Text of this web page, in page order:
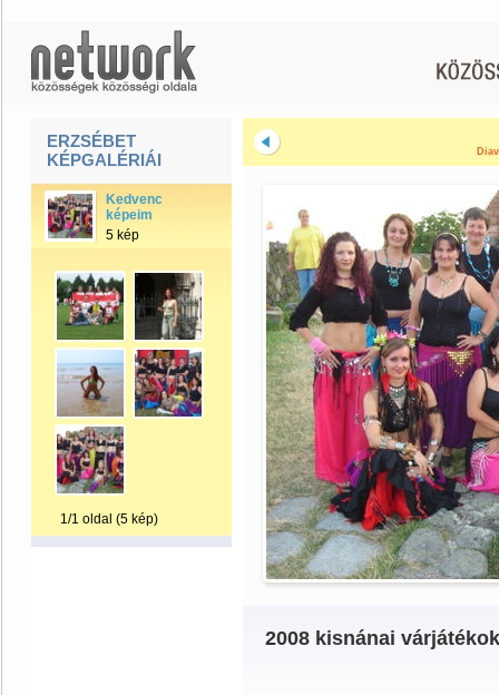
ERZSÉBET
KÉPGALÉRIÁI
Kedvenc
képeim
5 kép
1/1 oldal (5 kép)
2008 kisnánai várjátékok